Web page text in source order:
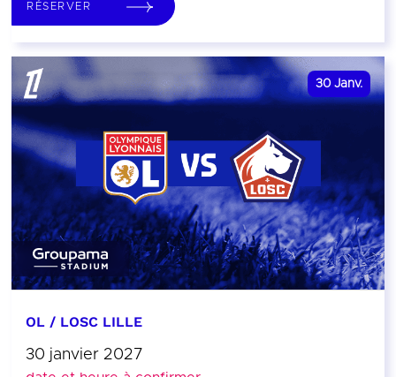
RÉSERVER
30 Janv.
OL / LOSC LILLE
30 janvier 2027